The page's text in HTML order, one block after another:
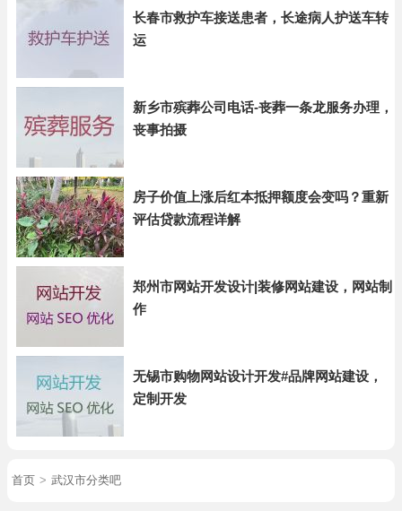
长春市救护车接送患者，长途病人护送车转
运
新乡市殡葬公司电话-丧葬一条龙服务办理，
丧事拍摄
房子价值上涨后红本抵押额度会变吗？重新
评估贷款流程详解
郑州市网站开发设计|装修网站建设，网站制
作
无锡市购物网站设计开发#品牌网站建设，
定制开发
首页 > 武汉市分类吧